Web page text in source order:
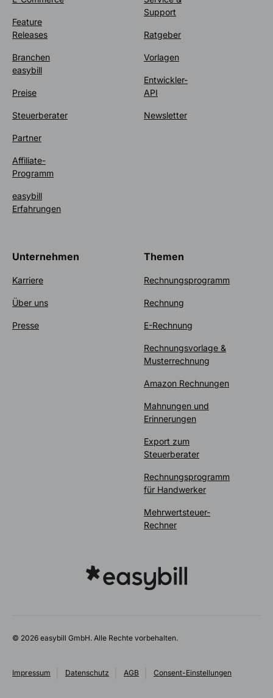
Feature
Releases
Branchen
easybill
Preise
Steuerberater
Partner
Affiliate-
Programm
easybill
Erfahrungen
Support
Ratgeber
Vorlagen
Entwickler-
API
Newsletter
Unternehmen
Karriere
Über uns
Presse
Themen
Rechnungsprogramm
Rechnung
E-Rechnung
Rechnungsvorlage &
Musterrechnung
Amazon Rechnungen
Mahnungen und
Erinnerungen
Export zum
Steuerberater
Rechnungsprogramm
für Handwerker
Mehrwertsteuer-
Rechner
© 2026 easybill GmbH. Alle Rechte vorbehalten.
Impressum Datenschutz AGB Consent-Einstellungen